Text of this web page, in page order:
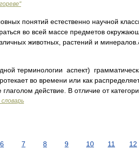
понятий естественно научной
во всей массе предметов
животных, растений и
терминологии аспект)
во времени или как
действие. В отличие от
6 7 8 9 10 11 12